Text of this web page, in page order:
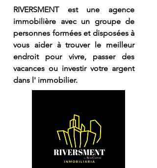
RIVERSMENT est une agence
immobilière avec un groupe de
personnes formées et disposées à
vous aider à trouver le meilleur
endroit pour vivre, passer des
vacances ou investir votre argent
dans l' immobilier.